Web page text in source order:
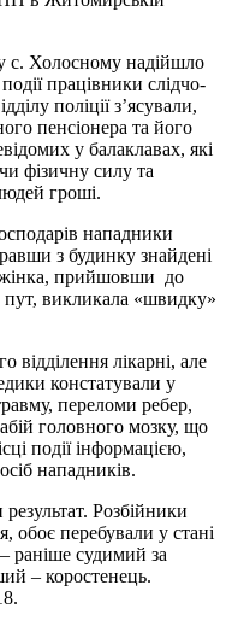
с. Холосному надійшло
працівники слідчо-
поліції з’ясували,
пенсіонера та його
у балаклавах, які
фізичну силу та
гроші.
нападники
з будинку знайдені
жінка, прийшовши до
пут, викликала «швидку»
відділення лікарні, але
констатували у
переломи ребер,
головного мозку, що
події інформацією,
нападників.
Розбійники
обоє перебували у стані
раніше судимий за
– коростенець.